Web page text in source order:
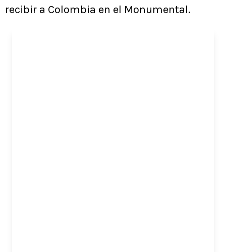
recibir a Colombia en el Monumental.